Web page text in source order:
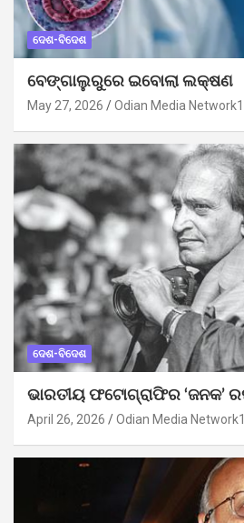
ଦେଶ-ବିଦେଶ
ବେଙ୍ଗାଲୁରୁରେ ଇବୋଲା ଲକ୍ଷଣ
May 27, 2026 Odian Media Network1
ଦେଶ-ବିଦେଶ
ଭାରତୀୟ ଫଟୋଗ୍ରାଫିର ‘ଜନକ’
April 26, 2026 Odian Media Network1